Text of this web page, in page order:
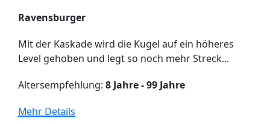
Ravensburger
Mit der Kaskade wird die Kugel auf ein höheres
Level gehoben und legt so noch mehr Streck...
Altersempfehlung: 8 Jahre - 99 Jahre
Mehr Details